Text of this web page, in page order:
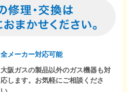
全メーカー対応可能
大阪ガスの製品以外のガス機器も対
応します。お気軽にご相談くださ